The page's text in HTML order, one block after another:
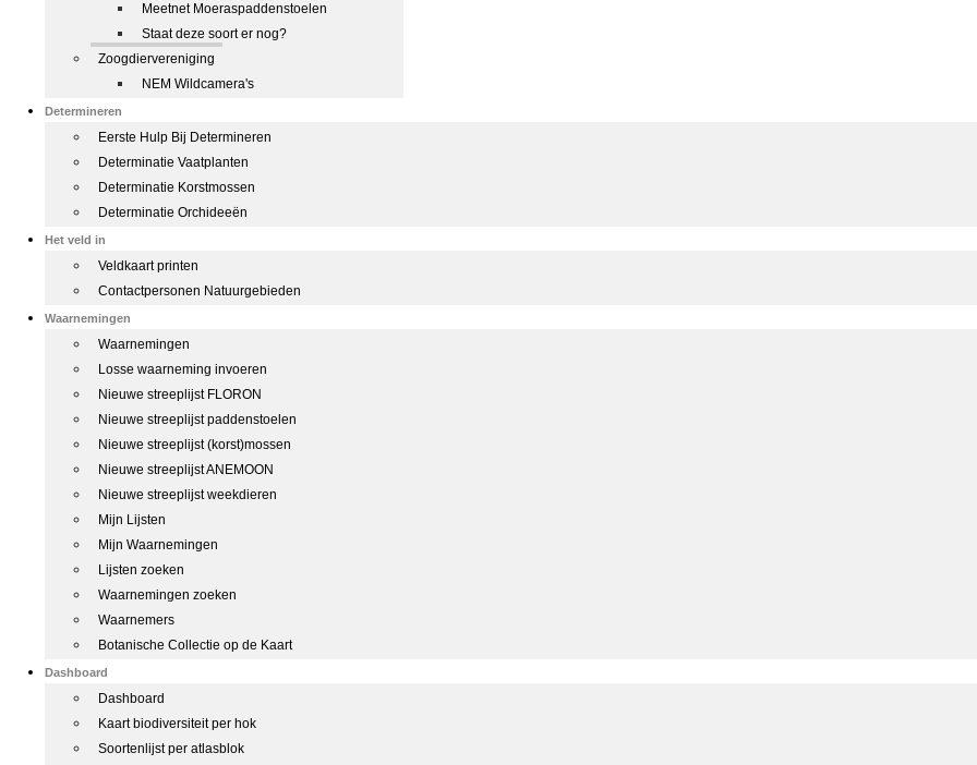
Meetnet Moeraspaddenstoelen
Staat deze soort er nog?
Zoogdiervereniging
NEM Wildcamera's
Determineren
Eerste Hulp Bij Determineren
Determinatie Vaatplanten
Determinatie Korstmossen
Determinatie Orchideeën
Het veld in
Veldkaart printen
Contactpersonen Natuurgebieden
Waarnemingen
Waarnemingen
Losse waarneming invoeren
Nieuwe streeplijst FLORON
Nieuwe streeplijst paddenstoelen
Nieuwe streeplijst (korst)mossen
Nieuwe streeplijst ANEMOON
Nieuwe streeplijst weekdieren
Mijn Lijsten
Mijn Waarnemingen
Lijsten zoeken
Waarnemingen zoeken
Waarnemers
Botanische Collectie op de Kaart
Dashboard
Dashboard
Kaart biodiversiteit per hok
Soortenlijst per atlasblok